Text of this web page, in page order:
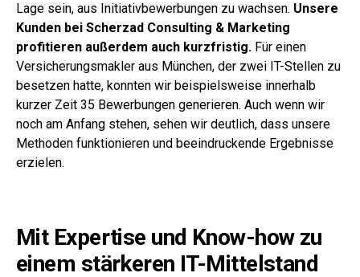
Lage sein, aus Initiativbewerbungen zu wachsen. Unsere
Kunden bei Scherzad Consulting & Marketing
profitieren außerdem auch kurzfristig. Für einen
Versicherungsmakler aus München, der zwei IT-Stellen zu
besetzen hatte, konnten wir beispielsweise innerhalb
kurzer Zeit 35 Bewerbungen generieren. Auch wenn wir
noch am Anfang stehen, sehen wir deutlich, dass unsere
Methoden funktionieren und beeindruckende Ergebnisse
erzielen.
Mit Expertise und Know-how zu
einem stärkeren IT-Mittelstand